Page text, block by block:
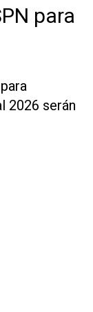
para
2026 serán